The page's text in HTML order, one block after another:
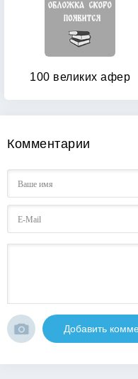
100 великих афер
Комментарии